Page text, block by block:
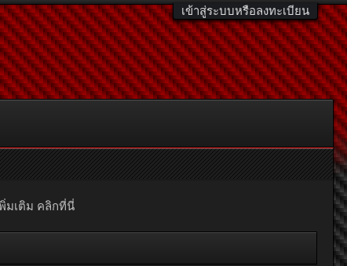
เข้าสู่ระบบหรือลงทะเบียน
พิ่มเติม คลิกที่นี่